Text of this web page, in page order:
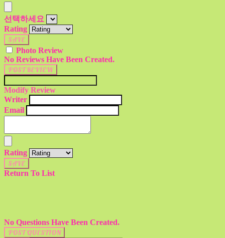
선택하세요
Rating
SAVE
Photo Review
No Reviews Have Been Created.
POST REVIEW
Modify Review
Writer
Email
Rating
SAVE
Return To List
No Questions Have Been Created.
POST QUESTION